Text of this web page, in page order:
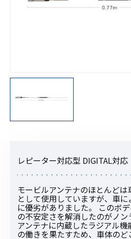
レピーター対応型 DIGITAL対応
モービルアンテナのほとんどは
として使用していますが、車
に優劣がありました。 このボ
の不安定さを解消したのがノン
アンテナに内蔵したラジアル機
の働きを果たすため、車体のど